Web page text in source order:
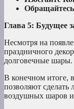
Глава 5:
Несмотря на
праздничного
долговечные шары.
В конечном итоге,
позволяют
воздушных шаров и